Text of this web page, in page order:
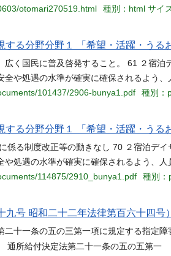
otomari270519.html
種別：html サイ
する分野分野１ 「希望・活躍・うる
広く国民に普及啓発すること。 61 ２宿泊
や処遇の水準が確実に確保されるよう、
101437/2906-bunya1.pdf
種別：
する分野分野１ 「希望・活躍・うる
る制度改正等の動きなし 70 ２宿泊デイ
や処遇の水準が確実に確保されるよう、人
114875/2910_bunya1.pdf
種別：
九号 昭和二十二年法律第百六十四号
二十一条の五の三第一項に規定する指定
通所給付決定法第二十一条の五の五第一